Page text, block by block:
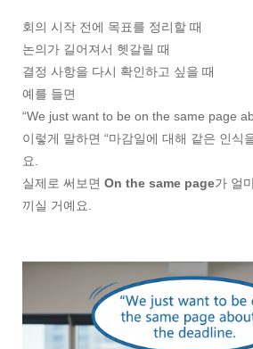
회의 시작 전에 목표를 정리할 때
논의가 길어져서 헷갈릴 때
결정 사항을 다시 확인하고 싶을 때
예를 들면
“We just want to be on the same page
이렇게 말하면 “마감일에 대해 같은 인식
요.
실제로 써보면 On the same page가 얼
끼실 거예요.